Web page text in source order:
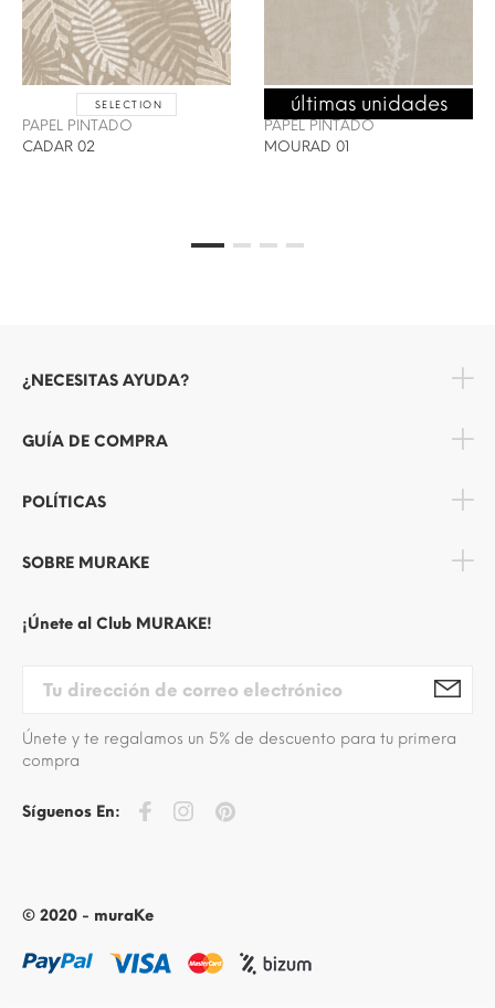
SELECTION
PAPEL PINTADO
CADAR 02
ENVÍO 24/48H
últimas unidades
PAPEL PINTADO
MOURAD 01
¿NECESITAS AYUDA?
GUÍA DE COMPRA
POLÍTICAS
SOBRE MURAKE
¡Únete al Club MURAKE!
Únete y te regalamos un 5% de descuento para tu primera
compra
Síguenos En:
© 2020 - muraKe